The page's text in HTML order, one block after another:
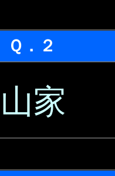
Ｑ．２
山家